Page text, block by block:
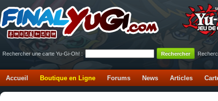
Rechercher une carte Yu-Gi-Oh! :
Accueil Boutique en Ligne Forums News Articles